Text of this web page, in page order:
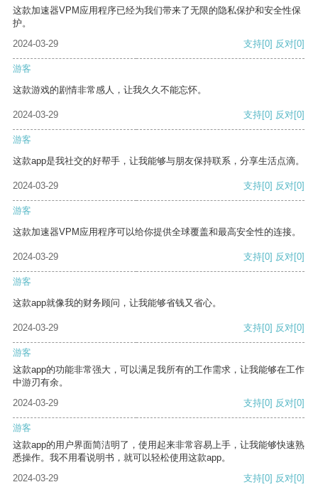
这款加速器VPM应用程序已经为我们带来了无限的隐私保护和安全性保
护。
2024-03-29
支持[0] 反对[0]
游客
这款游戏的剧情非常感人，让我久久不能忘怀。
2024-03-29 支持[0] 反对[0]
游客
这款app是我社交的好帮手，让我能够与朋友保持联系，分享生活点滴。
2024-03-29 支持[0] 反对[0]
游客
这款加速器VPM应用程序可以给你提供全球覆盖和最高安全性的连接。
2024-03-29 支持[0] 反对[0]
游客
这款app就像我的财务顾问，让我能够省钱又省心。
2024-03-29 支持[0] 反对[0]
游客
这款app的功能非常强大，可以满足我所有的工作需求，让我能够在工作
中游刃有余。
2024-03-29
支持[0] 反对[0]
游客
这款app的用户界面简洁明了，使用起来非常容易上手，让我能够快速熟
悉操作。我不用看说明书，就可以轻松使用这款app。
2024-03-29
支持[0] 反对[0]